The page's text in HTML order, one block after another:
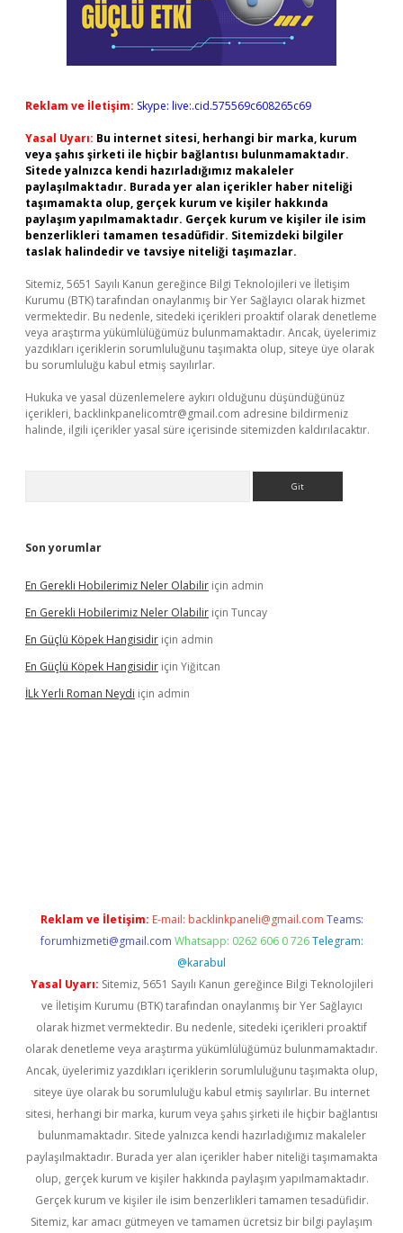
Reklam ve İletişim: Skype: live:.cid.575569c608265c69
Yasal Uyarı: Bu internet sitesi, herhangi bir marka, kurum
veya şahıs şirketi ile hiçbir bağlantısı bulunmamaktadır.
Sitede yalnızca kendi hazırladığımız makaleler
paylaşılmaktadır. Burada yer alan içerikler haber niteliği
taşımamakta olup, gerçek kurum ve kişiler hakkında
paylaşım yapılmamaktadır. Gerçek kurum ve kişiler ile isim
benzerlikleri tamamen tesadüfidir. Sitemizdeki bilgiler
taslak halindedir ve tavsiye niteliği taşımazlar.
Sitemiz, 5651 Sayılı Kanun gereğince Bilgi Teknolojileri ve İletişim
Kurumu (BTK) tarafından onaylanmış bir Yer Sağlayıcı olarak hizmet
vermektedir. Bu nedenle, sitedeki içerikleri proaktif olarak denetleme
veya araştırma yükümlülüğümüz bulunmamaktadır. Ancak, üyelerimiz
yazdıkları içeriklerin sorumluluğunu taşımakta olup, siteye üye olarak
bu sorumluluğu kabul etmiş sayılırlar.
Hukuka ve yasal düzenlemelere aykırı olduğunu düşündüğünüz
içerikleri, backlinkpanelicomtr@gmail.com adresine bildirmeniz
halinde, ilgili içerikler yasal süre içerisinde sitemizden kaldırılacaktır.
Son yorumlar
En Gerekli Hobilerimiz Neler Olabilir için admin
En Gerekli Hobilerimiz Neler Olabilir için Tuncay
En Güçlü Köpek Hangisidir için admin
En Güçlü Köpek Hangisidir için Yiğitcan
İLk Yerli Roman Neydi için admin
Reklam ve İletişim: E-mail: backlinkpaneli@gmail.com Teams:
forumhizmeti@gmail.com Whatsapp: 0262 606 0 726 Telegram:
@karabul
Yasal Uyarı: Sitemiz, 5651 Sayılı Kanun gereğince Bilgi Teknolojileri
ve İletişim Kurumu (BTK) tarafından onaylanmış bir Yer Sağlayıcı
olarak hizmet vermektedir. Bu nedenle, sitedeki içerikleri proaktif
olarak denetleme veya araştırma yükümlülüğümüz bulunmamaktadır.
Ancak, üyelerimiz yazdıkları içeriklerin sorumluluğunu taşımakta olup,
siteye üye olarak bu sorumluluğu kabul etmiş sayılırlar. Bu internet
sitesi, herhangi bir marka, kurum veya şahıs şirketi ile hiçbir bağlantısı
bulunmamaktadır. Sitede yalnızca kendi hazırladığımız makaleler
paylaşılmaktadır. Burada yer alan içerikler haber niteliği taşımamakta
olup, gerçek kurum ve kişiler hakkında paylaşım yapılmamaktadır.
Gerçek kurum ve kişiler ile isim benzerlikleri tamamen tesadüfidir.
Sitemiz, kar amacı gütmeyen ve tamamen ücretsiz bir bilgi paylaşım